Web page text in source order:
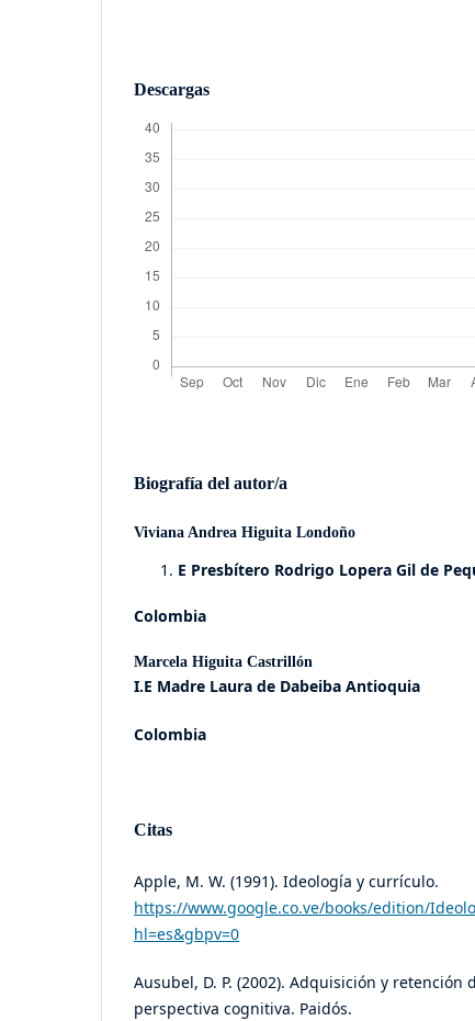
Descargas
Biografía del autor/a
Viviana Andrea Higuita Londoño
E Presbítero Rodrigo Lopera Gil de
Colombia
Marcela Higuita Castrillón
I.E Madre Laura de Dabeiba Antioquia
Colombia
Citas
Apple, M. W. (1991). Ideología y currículo.
https://www.google.co.ve/books/edition/
hl=es&gbpv=0
Ausubel, D. P. (2002). Adquisición y retención
perspectiva cognitiva. Paidós.